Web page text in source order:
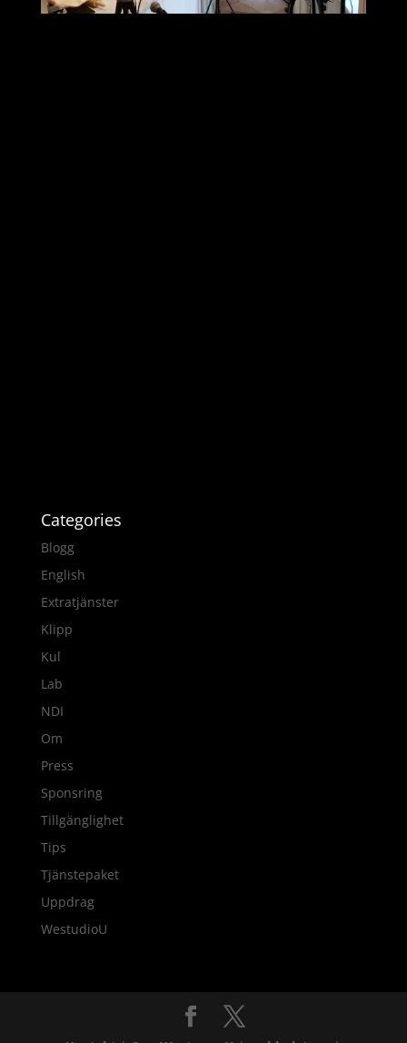
Categories
Blogg
English
Extratjänster
Klipp
Kul
Lab
NDI
Om
Press
Sponsring
Tillgänglighet
Tips
Tjänstepaket
Uppdrag
WestudioU